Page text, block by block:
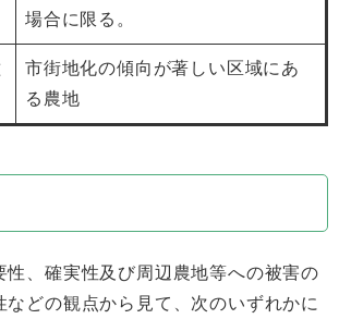
場合に限る。
市街地化の傾向が著しい区域にあ
る農地
、確実性及び周辺農地等への被害の
などの観点から見て、次のいずれかに